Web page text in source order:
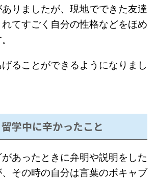
りましたが、現地でできた友達
てすごく自分の性格などをほめ
ることができるようになりまし
留学中に辛かったこと
あったときに弁明や説明をした
その時の自分は言葉のボキャブ